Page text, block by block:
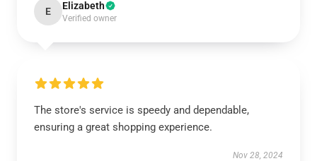
E Elizabeth
Verified owner
The store's service is speedy and dependable,
ensuring a great shopping experience.
Nov 28, 2024